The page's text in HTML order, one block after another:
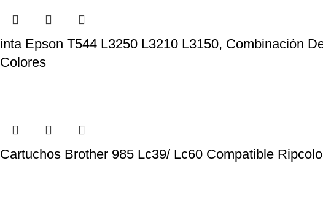
inta Epson T544 L3250 L3210 L3150, Combinación
Colores
Cartuchos Brother 985 Lc39/ Lc60 Compatible